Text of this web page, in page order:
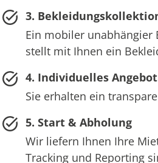
3.
Ein mobiler
stellt mit Ihnen ein
4. Individuelles Angebot
Sie erhalten ein
5. Start & Abholung
Wir liefern Ihnen Ihre
Tracking und Reporting